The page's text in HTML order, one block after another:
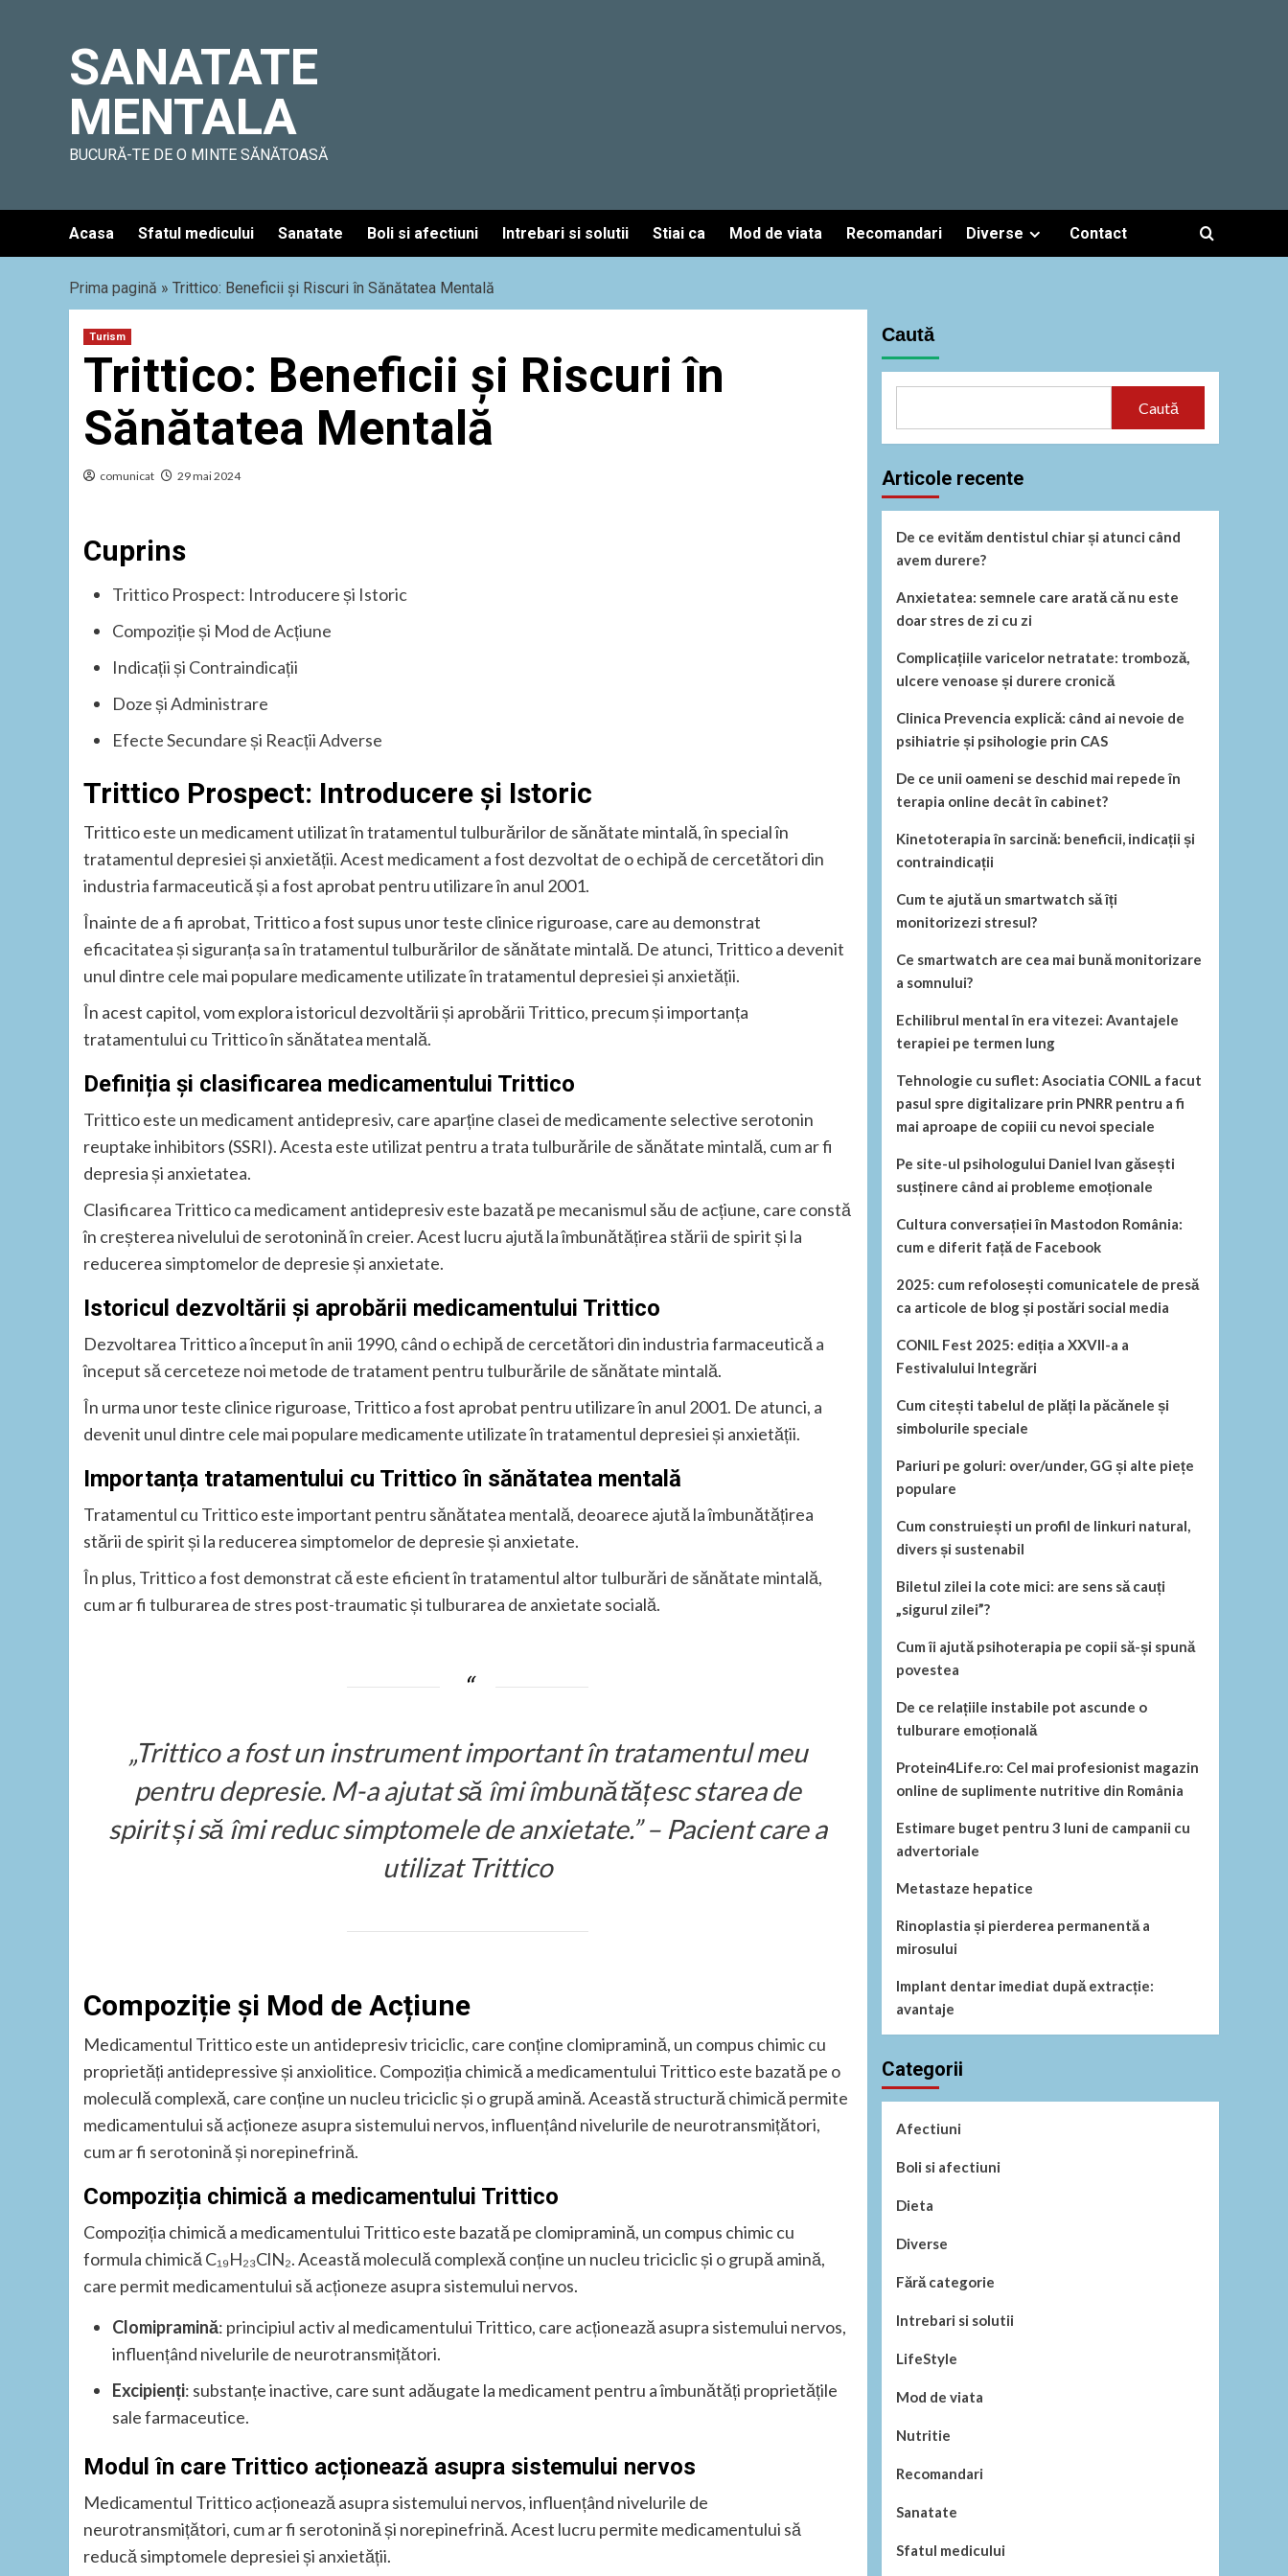
SANATATE
MENTALA
BUCURĂ-TE DE O MINTE SĂNĂTOASĂ
Acasa Sfatul medicului Sanatate Boli si afectiuni Intrebari si solutii Stiai ca Mod de viata Recomandari Diverse Contact
Prima pagină » Trittico: Beneficii și Riscuri în Sănătatea Mentală
Turism
Trittico: Beneficii și Riscuri în
Sănătatea Mentală
comunicat 29 mai 2024
Cuprins
Trittico Prospect: Introducere și Istoric
Compoziție și Mod de Acțiune
Indicații și Contraindicații
Doze și Administrare
Efecte Secundare și Reacții Adverse
Trittico Prospect: Introducere și Istoric
Trittico este un medicament utilizat în tratamentul tulburărilor de sănătate mintală, în special în
tratamentul depresiei și anxietății. Acest medicament a fost dezvoltat de o echipă de cercetători din
industria farmaceutică și a fost aprobat pentru utilizare în anul 2001.
Înainte de a fi aprobat, Trittico a fost supus unor teste clinice riguroase, care au demonstrat
eficacitatea și siguranța sa în tratamentul tulburărilor de sănătate mintală. De atunci, Trittico a devenit
unul dintre cele mai populare medicamente utilizate în tratamentul depresiei și anxietății.
În acest capitol, vom explora istoricul dezvoltării și aprobării Trittico, precum și importanța
tratamentului cu Trittico în sănătatea mentală.
Definiția și clasificarea medicamentului Trittico
Trittico este un medicament antidepresiv, care aparține clasei de medicamente selective serotonin
reuptake inhibitors (SSRI). Acesta este utilizat pentru a trata tulburările de sănătate mintală, cum ar fi
depresia și anxietatea.
Clasificarea Trittico ca medicament antidepresiv este bazată pe mecanismul său de acțiune, care constă
în creșterea nivelului de serotonină în creier. Acest lucru ajută la îmbunătățirea stării de spirit și la
reducerea simptomelor de depresie și anxietate.
Istoricul dezvoltării și aprobării medicamentului Trittico
Dezvoltarea Trittico a început în anii 1990, când o echipă de cercetători din industria farmaceutică a
început să cerceteze noi metode de tratament pentru tulburările de sănătate mintală.
În urma unor teste clinice riguroase, Trittico a fost aprobat pentru utilizare în anul 2001. De atunci, a
devenit unul dintre cele mai populare medicamente utilizate în tratamentul depresiei și anxietății.
Importanța tratamentului cu Trittico în sănătatea mentală
Tratamentul cu Trittico este important pentru sănătatea mentală, deoarece ajută la îmbunătățirea
stării de spirit și la reducerea simptomelor de depresie și anxietate.
În plus, Trittico a fost demonstrat că este eficient în tratamentul altor tulburări de sănătate mintală,
cum ar fi tulburarea de stres post-traumatic și tulburarea de anxietate socială.
„Trittico a fost un instrument important în tratamentul meu
pentru depresie. M-a ajutat să îmi îmbunătățesc starea de
spirit și să îmi reduc simptomele de anxietate.” – Pacient care a
utilizat Trittico
Compoziție și Mod de Acțiune
Medicamentul Trittico este un antidepresiv triciclic, care conține clomipramină, un compus chimic cu
proprietăți antidepressive și anxiolitice. Compoziția chimică a medicamentului Trittico este bazată pe o
moleculă complexă, care conține un nucleu triciclic și o grupă amină. Această structură chimică permite
medicamentului să acționeze asupra sistemului nervos, influențând nivelurile de neurotransmițători,
cum ar fi serotonină și norepinefrină.
Compoziția chimică a medicamentului Trittico
Compoziția chimică a medicamentului Trittico este bazată pe clomipramină, un compus chimic cu
formula chimică C₁₉H₂₃ClN₂. Această moleculă complexă conține un nucleu triciclic și o grupă amină,
care permit medicamentului să acționeze asupra sistemului nervos.
Clomipramină: principiul activ al medicamentului Trittico, care acționează asupra sistemului nervos,
influențând nivelurile de neurotransmițători.
Excipienți: substanțe inactive, care sunt adăugate la medicament pentru a îmbunătăți proprietățile
sale farmaceutice.
Modul în care Trittico acționează asupra sistemului nervos
Medicamentul Trittico acționează asupra sistemului nervos, influențând nivelurile de
neurotransmițători, cum ar fi serotonină și norepinefrină. Acest lucru permite medicamentului să
reducă simptomele depresiei și anxietății.
Caută
Caută
Articole recente
De ce evităm dentistul chiar și atunci când
avem durere?
Anxietatea: semnele care arată că nu este
doar stres de zi cu zi
Complicațiile varicelor netratate: tromboză,
ulcere venoase și durere cronică
Clinica Prevencia explică: când ai nevoie de
psihiatrie și psihologie prin CAS
De ce unii oameni se deschid mai repede în
terapia online decât în cabinet?
Kinetoterapia în sarcină: beneficii, indicații și
contraindicații
Cum te ajută un smartwatch să îți
monitorizezi stresul?
Ce smartwatch are cea mai bună monitorizare
a somnului?
Echilibrul mental în era vitezei: Avantajele
terapiei pe termen lung
Tehnologie cu suflet: Asociatia CONIL a facut
pasul spre digitalizare prin PNRR pentru a fi
mai aproape de copiii cu nevoi speciale
Pe site-ul psihologului Daniel Ivan găsești
susținere când ai probleme emoționale
Cultura conversației în Mastodon România:
cum e diferit față de Facebook
2025: cum refolosești comunicatele de presă
ca articole de blog și postări social media
CONIL Fest 2025: ediția a XXVII-a a
Festivalului Integrări
Cum citești tabelul de plăți la păcănele și
simbolurile speciale
Pariuri pe goluri: over/under, GG și alte piețe
populare
Cum construiești un profil de linkuri natural,
divers și sustenabil
Biletul zilei la cote mici: are sens să cauți
„sigurul zilei”?
Cum îi ajută psihoterapia pe copii să-și spună
povestea
De ce relațiile instabile pot ascunde o
tulburare emoțională
Protein4Life.ro: Cel mai profesionist magazin
online de suplimente nutritive din România
Estimare buget pentru 3 luni de campanii cu
advertoriale
Metastaze hepatice
Rinoplastia și pierderea permanentă a
mirosului
Implant dentar imediat după extracție:
avantaje
Categorii
Afectiuni
Boli si afectiuni
Dieta
Diverse
Fără categorie
Intrebari si solutii
LifeStyle
Mod de viata
Nutritie
Recomandari
Sanatate
Sfatul medicului